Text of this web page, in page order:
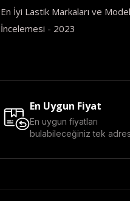
En İyi Lastik Markaları ve
İncelemesi - 2023
En Uygun Fiyat
En uygun fiyatları
bulabileceğiniz tek adres